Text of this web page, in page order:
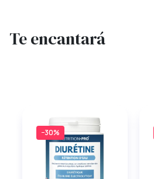
Te encantará
−30%